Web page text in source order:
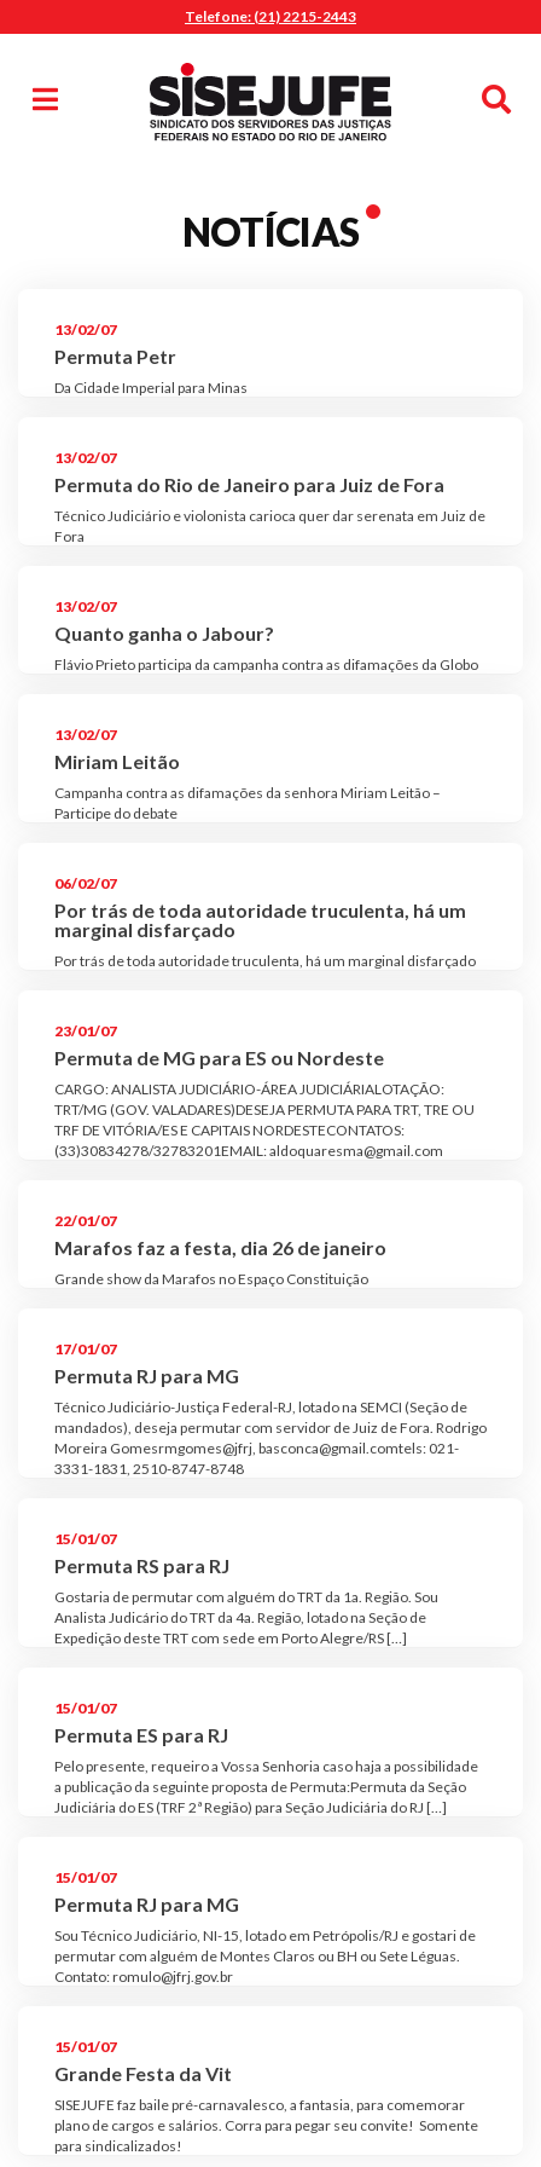
Telefone: (21) 2215-2443
NOTÍCIAS
13/02/07
Permuta Petr
Da Cidade Imperial para Minas
13/02/07
Permuta do Rio de Janeiro para Juiz de Fora
Técnico Judiciário e violonista carioca quer dar serenata em Juiz de
Fora
13/02/07
Quanto ganha o Jabour?
Flávio Prieto participa da campanha contra as difamações da Globo
13/02/07
Miriam Leitão
Campanha contra as difamações da senhora Miriam Leitão –
Participe do debate
06/02/07
Por trás de toda autoridade truculenta, há um
marginal disfarçado
Por trás de toda autoridade truculenta, há um marginal disfarçado
23/01/07
Permuta de MG para ES ou Nordeste
CARGO: ANALISTA JUDICIÁRIO-ÁREA JUDICIÁRIALOTAÇÃO:
TRT/MG (GOV. VALADARES)DESEJA PERMUTA PARA TRT, TRE OU
TRF DE VITÓRIA/ES E CAPITAIS NORDESTECONTATOS:
(33)30834278/32783201EMAIL: aldoquaresma@gmail.com
22/01/07
Marafos faz a festa, dia 26 de janeiro
Grande show da Marafos no Espaço Constituição
17/01/07
Permuta RJ para MG
Técnico Judiciário-Justiça Federal-RJ, lotado na SEMCI (Seção de
mandados), deseja permutar com servidor de Juiz de Fora. Rodrigo
Moreira Gomesrmgomes@jfrj, basconca@gmail.comtels: 021-
3331-1831, 2510-8747-8748
15/01/07
Permuta RS para RJ
Gostaria de permutar com alguém do TRT da 1a. Região. Sou
Analista Judicário do TRT da 4a. Região, lotado na Seção de
Expedição deste TRT com sede em Porto Alegre/RS […]
15/01/07
Permuta ES para RJ
Pelo presente, requeiro a Vossa Senhoria caso haja a possibilidade
a publicação da seguinte proposta de Permuta:Permuta da Seção
Judiciária do ES (TRF 2ª Região) para Seção Judiciária do RJ […]
15/01/07
Permuta RJ para MG
Sou Técnico Judiciário, NI-15, lotado em Petrópolis/RJ e gostari de
permutar com alguém de Montes Claros ou BH ou Sete Léguas.
Contato: romulo@jfrj.gov.br
15/01/07
Grande Festa da Vit
SISEJUFE faz baile pré-carnavalesco, a fantasia, para comemorar
plano de cargos e salários. Corra para pegar seu convite! Somente
para sindicalizados!
MENU
Sindicalize-se
Agenda
Casa do Alto
Nossos Convênios
Seguro Auto
Assistência Funeral
Pós-graduação